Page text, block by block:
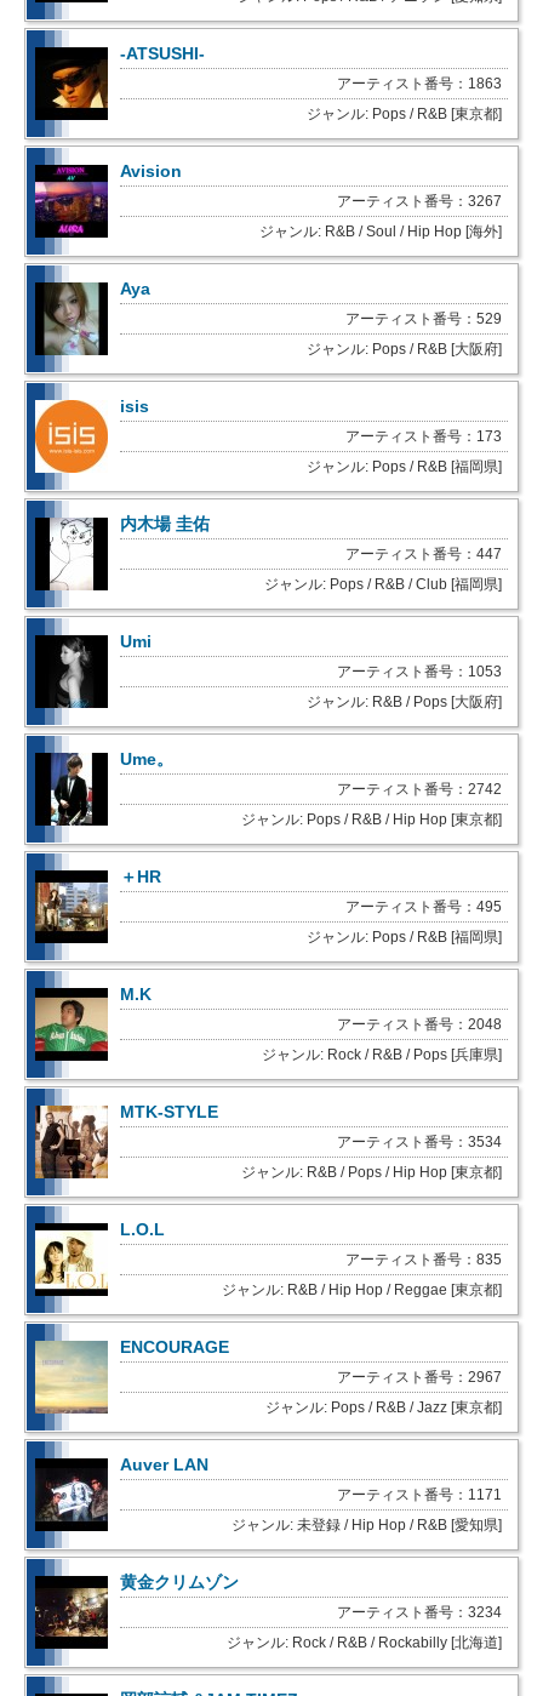
-ATSUSHI-
アーティスト番号：1863
ジャンル: Pops / R&B [東京都]
Avision
アーティスト番号：3267
ジャンル: R&B / Soul / Hip Hop [海外]
Aya
アーティスト番号：529
ジャンル: Pops / R&B [大阪府]
isis
アーティスト番号：173
ジャンル: Pops / R&B [福岡県]
内木場 圭佑
アーティスト番号：447
ジャンル: Pops / R&B / Club [福岡県]
Umi
アーティスト番号：1053
ジャンル: R&B / Pops [大阪府]
Ume。
アーティスト番号：2742
ジャンル: Pops / R&B / Hip Hop [東京都]
＋HR
アーティスト番号：495
ジャンル: Pops / R&B [福岡県]
M.K
アーティスト番号：2048
ジャンル: Rock / R&B / Pops [兵庫県]
MTK-STYLE
アーティスト番号：3534
ジャンル: R&B / Pops / Hip Hop [東京都]
L.O.L
アーティスト番号：835
ジャンル: R&B / Hip Hop / Reggae [東京都]
ENCOURAGE
アーティスト番号：2967
ジャンル: Pops / R&B / Jazz [東京都]
Auver LAN
アーティスト番号：1171
ジャンル: 未登録 / Hip Hop / R&B [愛知県]
黄金クリムゾン
アーティスト番号：3234
ジャンル: Rock / R&B / Rockabilly [北海道]